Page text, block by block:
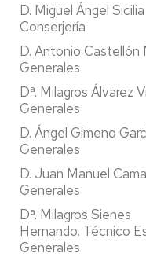
D. Miguel Ángel
Conserjería
D. Antonio Castellón
Generales
Dª. Milagros Álvarez
Generales
D. Ángel Gimeno
Generales
D. Juan Manuel
Generales
Dª. Milagros Sienes
Hernando. Técnico
Generales